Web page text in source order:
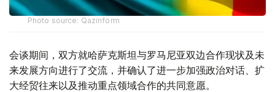
Photo source: Qazinform
会谈期间，双方就哈萨克斯坦与罗马尼亚双边合作现状及未
来发展方向进行了交流，并确认了进一步加强政治对话、扩
大经贸往来以及推动重点领域合作的共同意愿。